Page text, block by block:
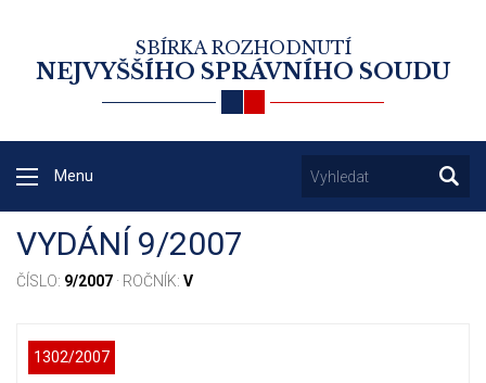
SBÍRKA ROZHODNUTÍ
NEJVYŠŠÍHO SPRÁVNÍHO SOUDU
Menu
VYDÁNÍ 9/2007
ČÍSLO: 9/2007 · ROČNÍK: V
1302/2007